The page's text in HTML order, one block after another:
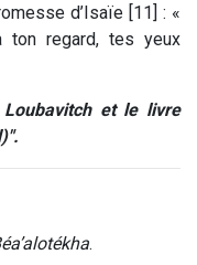
d’Isaïe [11] : «
ton regard, tes yeux
et le livre
.